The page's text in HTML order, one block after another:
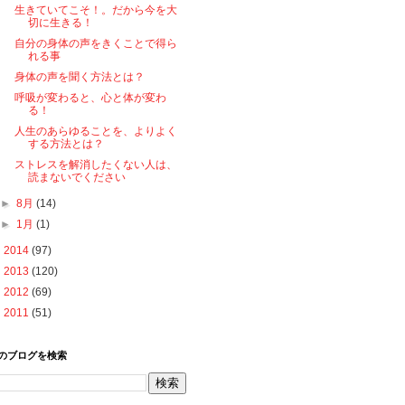
生きていてこそ！。だから今を大
切に生きる！
自分の身体の声をきくことで得ら
れる事
身体の声を聞く方法とは？
呼吸が変わると、心と体が変わ
る！
人生のあらゆることを、よりよく
する方法とは？
ストレスを解消したくない人は、
読まないでください
►8月(14)
► 1月(1)
2014 (97)
2013 (120)
2012 (69)
2011 (51)
ブログを検索